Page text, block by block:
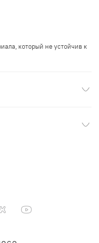
который не устойчив к